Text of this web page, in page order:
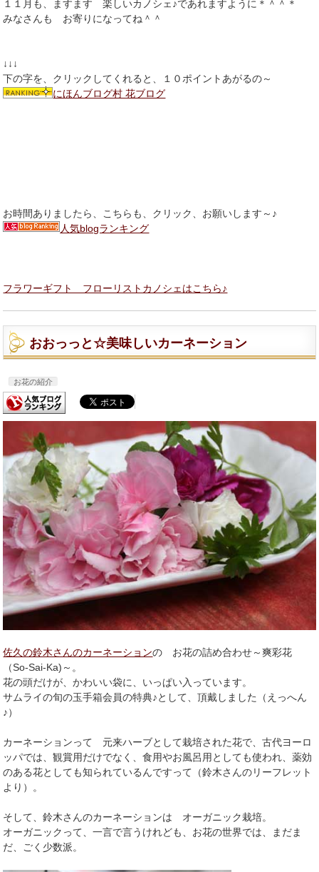
１１月も、ますます 楽しいカノシェ♪であれますように＊＾＾＊
みなさんも お寄りになってね＾＾
↓↓↓
下の字を、クリックしてくれると、１０ポイントあがるの～
にほんブログ村 花ブログ
お時間ありましたら、こちらも、クリック、お願いします～♪
人気blogランキング
フラワーギフト フローリストカノシェはこちら♪
おおっっと☆美味しいカーネーション
お花の紹介
佐久の鈴木さんのカーネーションの お花の詰め合わせ～爽彩花
（So-Sai-Ka)～。
花の頭だけが、かわいい袋に、いっぱい入っています。
サムライの旬の玉手箱会員の特典♪として、頂戴しました（えっへん
♪）
カーネーションって 元来ハーブとして栽培された花で、古代ヨーロ
ッパでは、観賞用だけでなく、食用やお風呂用としても使われ、薬効
のある花としても知られているんですって（鈴木さんのリーフレット
より）。
そして、鈴木さんのカーネーションは オーガニック栽培。
オーガニックって、一言で言うけれども、お花の世界では、まだま
だ、ごく少数派。